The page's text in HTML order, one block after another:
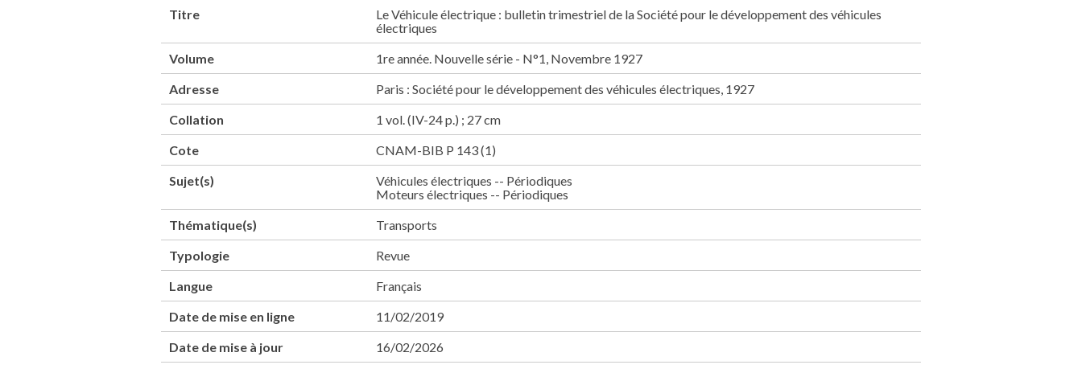
Titre
Le Véhicule électrique : bulletin trimestriel de la Société pour le développement des véhicules
électriques
Volume
1re année. Nouvelle série - N°1, Novembre 1927
Adresse
Paris : Société pour le développement des véhicules électriques, 1927
Collation
1 vol. (IV-24 p.) ; 27 cm
Cote
CNAM-BIB P 143 (1)
Sujet(s)
Véhicules électriques -- Périodiques
Moteurs électriques -- Périodiques
Thématique(s)
Transports
Typologie
Revue
Langue
Français
Date de mise en ligne
11/02/2019
Date de mise à jour
16/02/2026